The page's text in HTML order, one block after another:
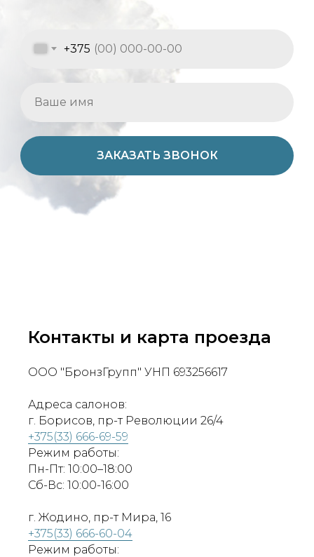
+375
ЗАКАЗАТЬ ЗВОНОК
Контакты и карта проезда
ООО "БронзГрупп" УНП 693256617
Адреса салонов:
г. Борисов, пр-т Революции 26/4
+375(33) 666-69-59
Режим работы:
Пн-Пт: 10:00–18:00
Сб-Вс: 10:00-16:00
г. Жодино, пр-т Мира, 16
+375(33) 666-60-04
Режим работы: